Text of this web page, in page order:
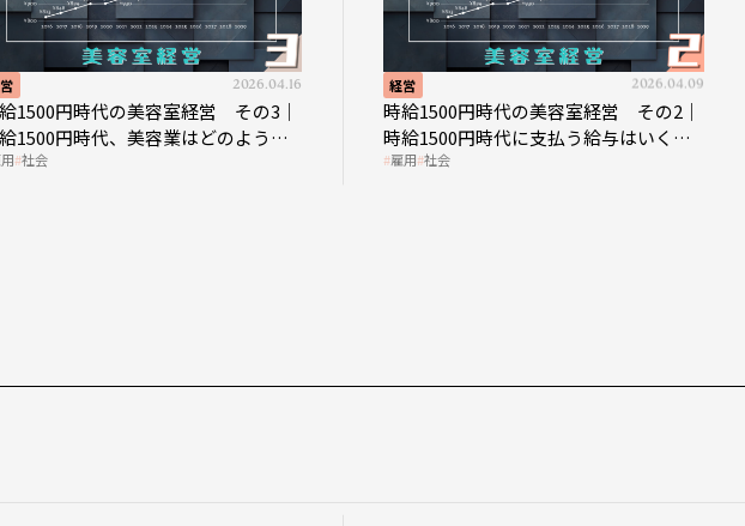
時給1500円時代の美容室経営 その2｜
時給1500円時代に支払う給与はいくら
時給1500円時代の美容室経営 そ
時給1500円時代へ向かう社会的背